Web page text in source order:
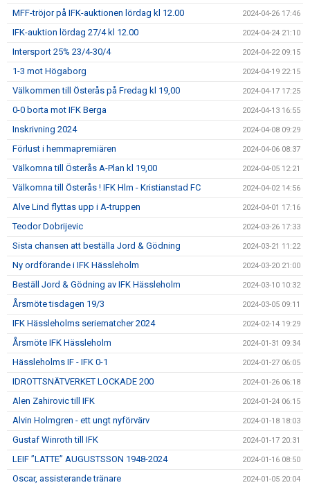
MFF-tröjor på IFK-auktionen lördag kl 12.00 2024-04-26 17:46
IFK-auktion lördag 27/4 kl 12.00 2024-04-24 21:10
Intersport 25% 23/4-30/4 2024-04-22 09:15
1-3 mot Högaborg 2024-04-19 22:15
Välkommen till Österås på Fredag kl 19,00 2024-04-17 17:25
0-0 borta mot IFK Berga 2024-04-13 16:55
Inskrivning 2024 2024-04-08 09:29
Förlust i hemmapremiären 2024-04-06 08:37
Välkomna till Österås A-Plan kl 19,00 2024-04-05 12:21
Välkomna till Österås ! IFK Hlm - Kristianstad FC 2024-04-02 14:56
Alve Lind flyttas upp i A-truppen 2024-04-01 17:16
Teodor Dobrijevic 2024-03-26 17:33
Sista chansen att beställa Jord & Gödning 2024-03-21 11:22
Ny ordförande i IFK Hässleholm 2024-03-20 21:00
Beställ Jord & Gödning av IFK Hässleholm 2024-03-10 10:32
Årsmöte tisdagen 19/3 2024-03-05 09:11
IFK Hässleholms seriematcher 2024 2024-02-14 19:29
Årsmöte IFK Hässleholm 2024-01-31 09:34
Hässleholms IF - IFK 0-1 2024-01-27 06:05
IDROTTSNÄTVERKET LOCKADE 200 2024-01-26 06:18
Alen Zahirovic till IFK 2024-01-24 06:15
Alvin Holmgren - ett ungt nyförvärv 2024-01-18 18:03
Gustaf Winroth till IFK 2024-01-17 20:31
LEIF ”LATTE” AUGUSTSSON 1948-2024 2024-01-16 08:50
Oscar, assisterande tränare 2024-01-05 20:04